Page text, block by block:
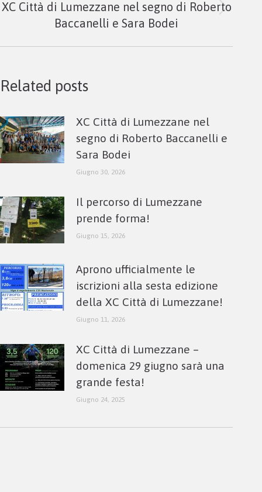
Next
post:
XC Città di Lumezzane nel segno di Roberto
Baccanelli e Sara Bodei
Related posts
XC Città di Lumezzane nel
segno di Roberto Baccanelli e
Sara Bodei
Giugno 30, 2026
Il percorso di Lumezzane
prende forma!
Giugno 15, 2026
Aprono ufficialmente le
iscrizioni alla sesta edizione
della XC Città di Lumezzane!
Giugno 11, 2026
XC Città di Lumezzane –
domenica 29 giugno sarà una
grande festa!
Giugno 24, 2025